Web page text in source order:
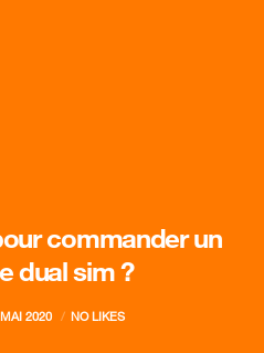
commander un
dual sim ?
2020 NO LIKES